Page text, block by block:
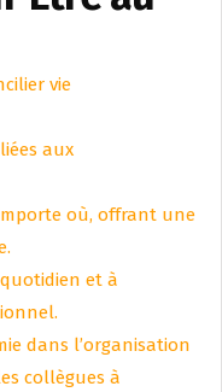
vie
aux
où, offrant une
et à
dans l’organisation
collègues à